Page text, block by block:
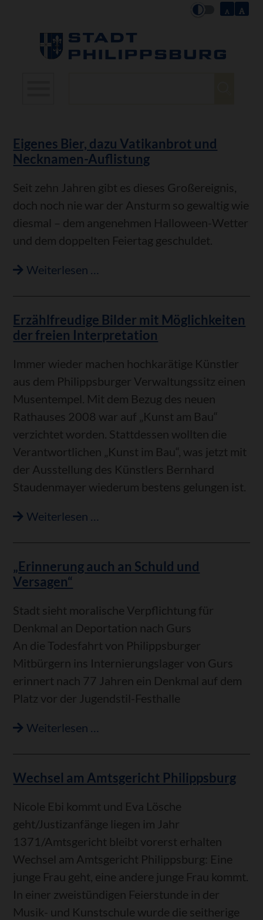
Eigenes Bier, dazu Vatikanbrot und
Necknamen-Auflistung
Seit zehn Jahren gibt es dieses Großereignis,
doch noch nie war der Ansturm so gewaltig wie
diesmal – dem angenehmen Halloween-Wetter
und dem doppelten Feiertag geschuldet.
Weiterlesen …
Vatikanbrot
und
Necknamen-
Auflistung
Erzählfreudige Bilder mit Möglichkeiten
der freien Interpretation
Immer wieder machen hochkarätige Künstler
aus dem Philippsburger Verwaltungssitz einen
Musentempel. Mit dem Bezug des neuen
Rathauses 2008 war auf „Kunst am Bau“
verzichtet worden. Stattdessen wollten die
Verantwortlichen „Kunst im Bau“, was jetzt mit
der Ausstellung des Künstlers Bernhard
Staudenmayer wiederum bestens gelungen ist.
Weiterlesen …
Möglichkeiten
freien
Interpretation
„Erinnerung auch an Schuld und
Versagen“
Stadt sieht moralische Verpflichtung für
Denkmal an Deportation nach Gurs
An die Todesfahrt von Philippsburger
Mitbürgern ins Internierungslager von Gurs
erinnert nach 77 Jahren ein Denkmal auf dem
Platz vor der Jugendstil-Festhalle
Weiterlesen …
Schuld
Versagen“
Wechsel am Amtsgericht Philippsburg
Nicole Ebi kommt und Eva Lösche
geht/Justizanfänge liegen im Jahr
1371/Amtsgericht bleibt vorerst erhalten
Wechsel am Amtsgericht Philippsburg: Eine
junge Frau geht, eine andere junge Frau kommt.
In einer zweistündigen Feierstunde in der
Musik- und Kunstschule wurde die seitherige